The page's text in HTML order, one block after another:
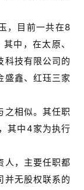
，目前一共在8
中，在太原、
科技有限公司的
盛鑫、红珏三家
之相似。其任职
其中4家为执行
人，主要任职都
并无股权联系的